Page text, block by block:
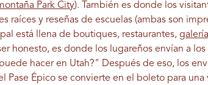
Park City). También es donde los
raíces y reseñas de escuelas (ambas son
está llena de boutiques, restaurantes,
honesto, es donde los lugareños envían a
hacer en Utah?" Después de eso, los
Pase Épico se convierte en el boleto para una